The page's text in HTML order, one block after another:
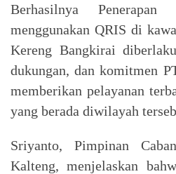
Berhasilnya Penerapan
menggunakan QRIS di
Kereng Bangkirai
dukungan, dan komitmen
memberikan pelayanan
yang berada diwilayah
Sriyanto, Pimpinan
Kalteng, menjelaskan